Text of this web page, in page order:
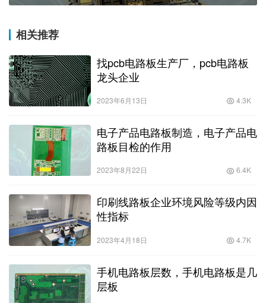
相关推荐
找pcb电路板生产厂，pcb电路板
龙头企业
2023年6月13日 4.3K
电子产品电路板制造，电子产品电
路板目检的作用
2023年8月22日 6.4K
印刷线路板企业环境风险等级内因
性指标
2023年4月18日 4.7K
手机电路板层数，手机电路板是几
层板